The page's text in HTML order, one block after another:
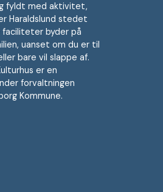
fyldt med aktivitet,
Haraldslund stedet
faciliteter byder på
uanset om du er til
bare vil slappe af.
er en
forvaltningen
Kommune.